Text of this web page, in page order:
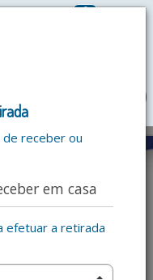
0
de receber ou
em casa
efetuar a retirada